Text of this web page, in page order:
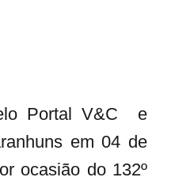
Portal V&C e
em 04 de
ocasião do 132º